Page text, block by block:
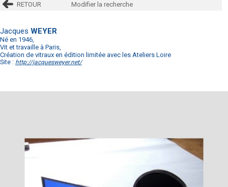
RETOUR Modifier la recherche
Jacques WEYER
Né en 1946,
Vit et travaille à Paris,
Création de vitraux en édition limitée avec les Ateliers Loire
Site : http://jacquesweyer.net/